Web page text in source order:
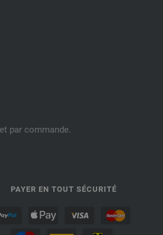
par commande.
PAYER EN TOUT SÉCURITÉ